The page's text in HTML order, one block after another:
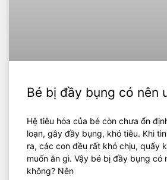
Bé bị đầy bụng có nên
Hệ tiêu hóa của bé còn chưa ổn
loạn, gây đầy bụng, khó tiêu. Khi
ra, các con đều rất khó chịu, quấy
muốn ăn gì. Vậy bé bị đầy bụng có
không? Nên